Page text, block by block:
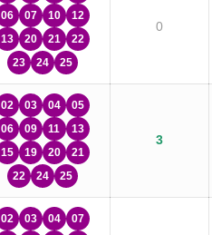
06
07 10
12
13
20 21
22
23
24 25
0
02 03 04
05
06
09 11
13
15
19 20
21
22
24 25
3
02 03 04
07